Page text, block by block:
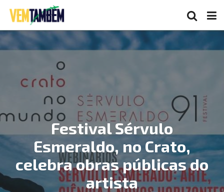
Festival Sérvulo
Esmeraldo, no Crato,
celebra obras públicas do
artista